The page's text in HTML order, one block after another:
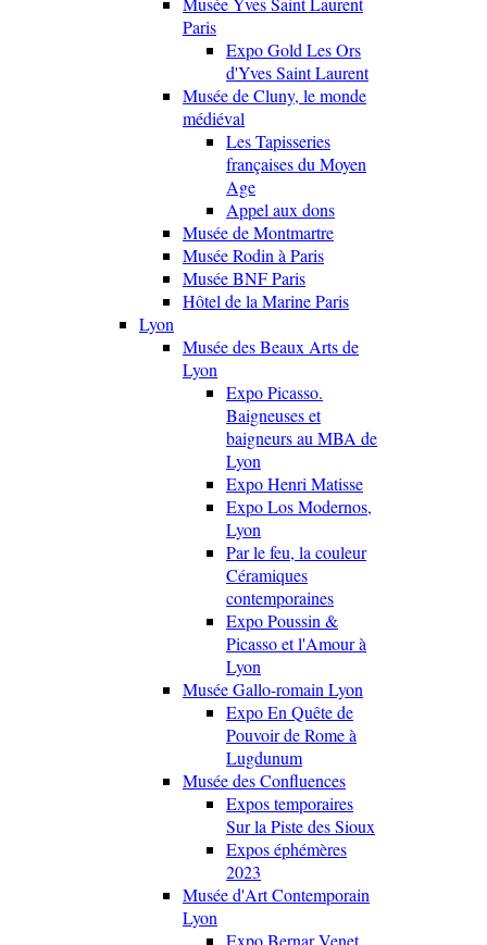
Paris
Expo Gold Les Ors
d'Yves Saint Laurent
Musée de Cluny, le monde
médiéval
Les Tapisseries
françaises du Moyen
Age
Appel aux dons
Musée de Montmartre
Musée Rodin à Paris
Musée BNF Paris
Hôtel de la Marine Paris
Lyon
Musée des Beaux Arts de
Lyon
Expo Picasso.
Baigneuses et
baigneurs au MBA de
Lyon
Expo Henri Matisse
Expo Los Modernos,
Lyon
Par le feu, la couleur
Céramiques
contemporaines
Expo Poussin &
Picasso et l'Amour à
Lyon
Musée Gallo-romain Lyon
Expo En Quête de
Pouvoir de Rome à
Lugdunum
Musée des Confluences
Expos temporaires
Sur la Piste des Sioux
Expos éphémères
2023
Musée d'Art Contemporain
Lyon